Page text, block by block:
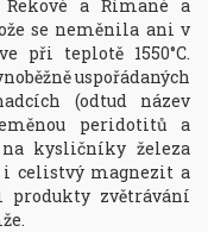
a Římané a
se neměnila ani v
při teplotě 1550°C.
uspořádaných
(odtud název
peridotitů a
kysličníky železa
celistvý magnezit a
zvětrávání